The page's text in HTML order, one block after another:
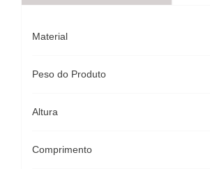
Material
Peso do Produto
Altura
Comprimento